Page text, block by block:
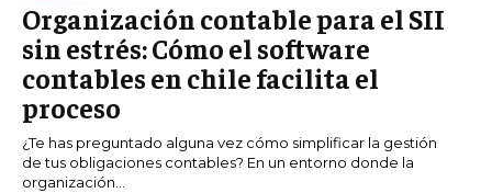
Organización contable para el SII
sin estrés: Cómo el software
contables en chile facilita el
proceso
¿Te has preguntado alguna vez cómo simplificar la gestión
de tus obligaciones contables? En un entorno donde la
organización...